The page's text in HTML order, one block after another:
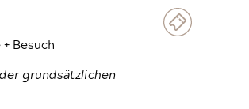
Besuch
grundsätzlichen